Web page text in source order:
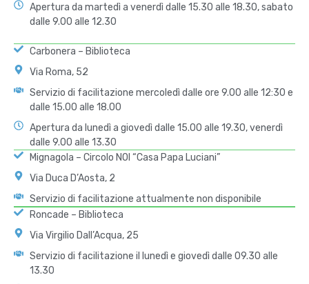
Apertura da martedì a venerdì dalle 15.30 alle 18.30, sabato
dalle 9.00 alle 12.30
Carbonera – Biblioteca
Via Roma, 52
Servizio di facilitazione mercoledì dalle ore 9.00 alle 12:30 e
dalle 15.00 alle 18.00
Apertura da lunedì a giovedì dalle 15.00 alle 19.30, venerdì
dalle 9.00 alle 13.30
Mignagola – Circolo NOI “Casa Papa Luciani”
Via Duca D’Aosta, 2
Servizio di facilitazione attualmente non disponibile
Roncade – Biblioteca
Via Virgilio Dall’Acqua, 25
Servizio di facilitazione il lunedì e giovedì dalle 09.30 alle
13.30